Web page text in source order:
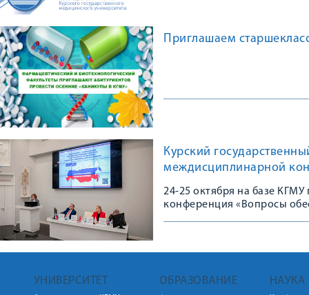
Приглашаем
Курский
междисциплинарной
24-25 октября на базе
конференция «Вопросы
УНИВЕРСИТЕТ ОБРАЗОВАНИЕ НАУКА